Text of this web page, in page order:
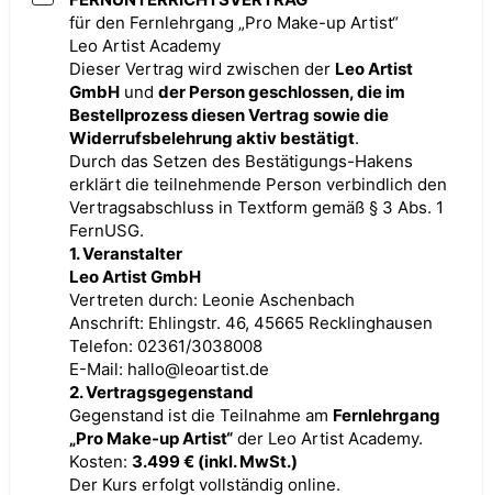
für den Fernlehrgang „Pro Make-up Artist“
Leo Artist Academy
Dieser Vertrag wird zwischen der Leo Artist
GmbH und der Person geschlossen, die im
Bestellprozess diesen Vertrag sowie die
Widerrufsbelehrung aktiv bestätigt.
Durch das Setzen des Bestätigungs-Hakens
erklärt die teilnehmende Person verbindlich den
Vertragsabschluss in Textform gemäß § 3 Abs. 1
FernUSG.
1. Veranstalter
Leo Artist GmbH
Vertreten durch: Leonie Aschenbach
Anschrift: Ehlingstr. 46, 45665 Recklinghausen
Telefon: 02361/3038008
E-Mail: hallo@leoartist.de
2. Vertragsgegenstand
Gegenstand ist die Teilnahme am Fernlehrgang
„Pro Make-up Artist“ der Leo Artist Academy.
Kosten: 3.499 € (inkl. MwSt.)
Der Kurs erfolgt vollständig online.